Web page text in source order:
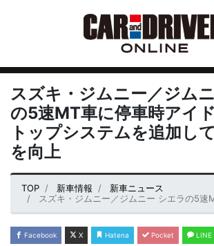
スズキ・ジムニー／ジム
の5速MT車に停車時アイ
トップシステムを追加し
を向上
TOP 新車情報
新車ニュース
スズキ・ジムニー／ジムニー シエラの5速MT車に停車時アイドリングストップシ
Facebook X Hatena Pocket LINE